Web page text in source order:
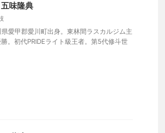
味隆典
愛甲郡愛川町出身。東林間ラスカルジム主
。初代PRIDEライト級王者。第5代修斗世